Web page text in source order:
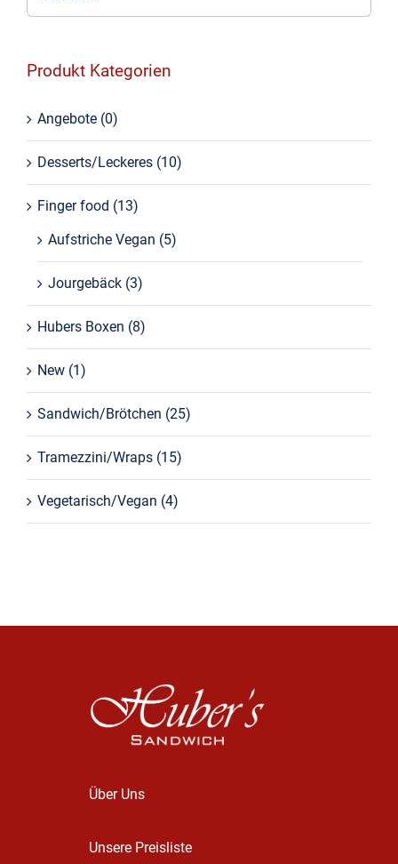
Produkt Kategorien
Angebote (0)
Desserts/Leckeres (10)
Finger food (13)
Aufstriche Vegan (5)
Jourgebäck (3)
Hubers Boxen (8)
New (1)
Sandwich/Brötchen (25)
Tramezzini/Wraps (15)
Vegetarisch/Vegan (4)
Über Uns
Unsere Preisliste